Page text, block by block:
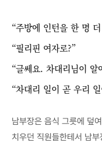
“주방에 인턴을 한 명
“필리핀 여자로?”
“글쎄요. 차대리님이 알
“차대리 일이 곧 우리
남부장은 음식 그릇에 덮
치우던 직원들한테서 남